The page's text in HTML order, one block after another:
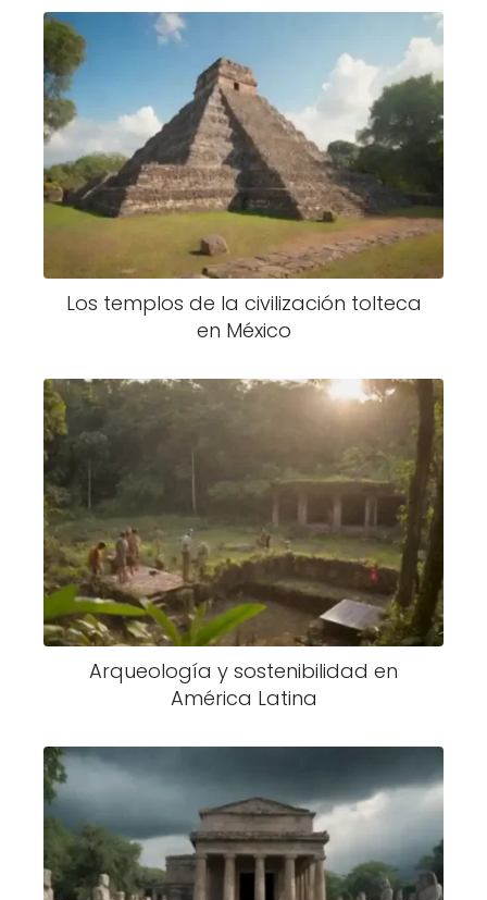
Los templos de la civilización tolteca
en México
Arqueología y sostenibilidad en
América Latina